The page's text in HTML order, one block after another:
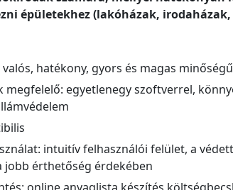
épületekhez (lakóházak,
valós, hatékony, gyors és magas
megfelelő: egyetlenegy szoftverrel,
intuitív felhasználói felület, a
jobb érthetőség érdekében